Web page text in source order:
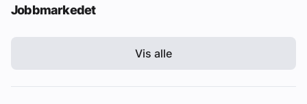
Jobbmarkedet
Vis alle